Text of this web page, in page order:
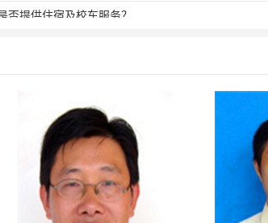
提供住宿及校车服务？
需面谈，面谈范围是？
都有哪些必修课？
）、史地、音乐鉴赏、特色体育，校本课程包括西
有哪些项目？
高中包含美国高中与英国高中两个项目。